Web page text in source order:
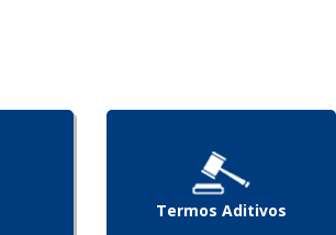
Termos Aditivos